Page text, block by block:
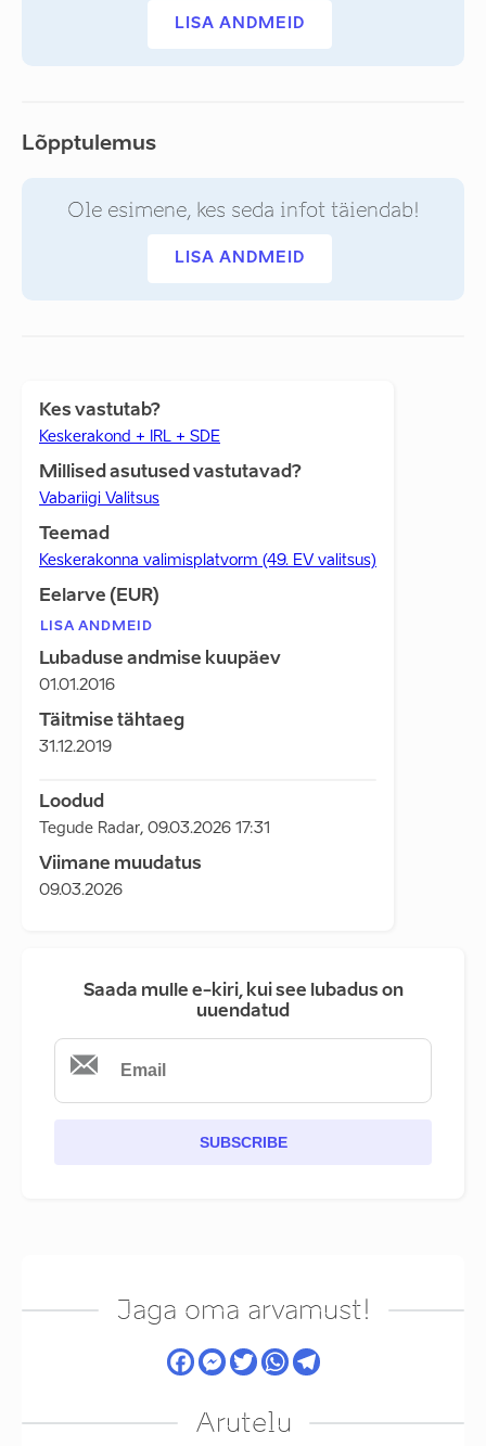
LISA ANDMEID
Lõpptulemus
Ole esimene, kes seda infot täiendab!
LISA ANDMEID
Kes vastutab?
Keskerakond + IRL + SDE
Millised asutused vastutavad?
Vabariigi Valitsus
Teemad
Keskerakonna valimisplatvorm (49. EV valitsus)
Eelarve (EUR)
LISA ANDMEID
Lubaduse andmise kuupäev
01.01.2016
Täitmise tähtaeg
31.12.2019
Loodud
Tegude Radar, 09.03.2026 17:31
Viimane muudatus
09.03.2026
Saada mulle e-kiri, kui see lubadus on
uuendatud
SUBSCRIBE
Jaga oma arvamust!
Arutelu